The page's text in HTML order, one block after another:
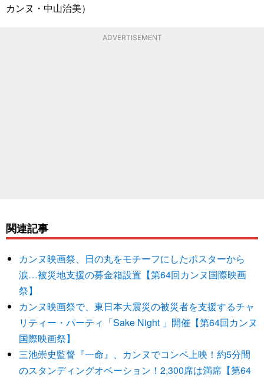
カンヌ・中山治美）
ADVERTISEMENT
関連記事
カンヌ映画祭、日の丸をモチーフにしたポスターから
涙…被災地支援の募金箱設置【第64回カンヌ国際映画
祭】
カンヌ映画祭で、東日本大震災の被災者を支援するチャ
リティー・パーティ「Sake Night 」開催【第64回カンヌ
国際映画祭】
三池崇史監督『一命』、カンヌでコンペ上映！約5分間
のスタンディングオベーション！2,300席は満席【第64